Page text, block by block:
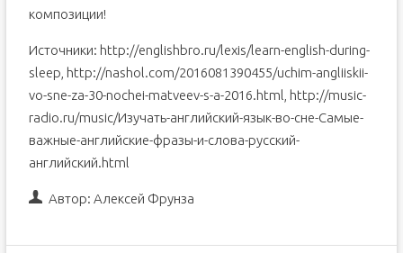
композиции!
Источники: http://englishbro.ru/lexis/learn-english-during-
sleep, http://nashol.com/2016081390455/uchim-angliiskii-
vo-sne-za-30-nochei-matveev-s-a-2016.html, http://music-
radio.ru/music/Изучать-английский-язык-во-сне-Самые-
важные-английские-фразы-и-слова-русский-
английский.html
Автор: Алексей Фрунза